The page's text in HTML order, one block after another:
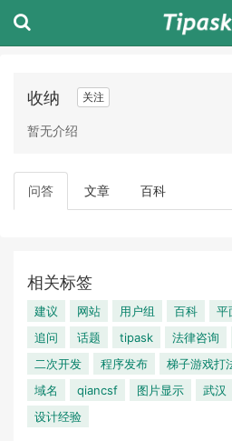
收纳 关注
暂无介绍
问答 文章 百科
相关标签
建议 网站 用户组 百科 平
追问
话题 tipask 法律咨询
二次开发
程序发布 梯子游戏打
域名
qiancsf 图片显示 武汉
设计经验